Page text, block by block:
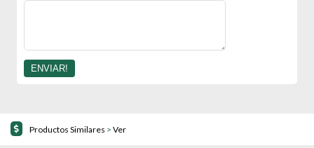
Productos Similares > Ver